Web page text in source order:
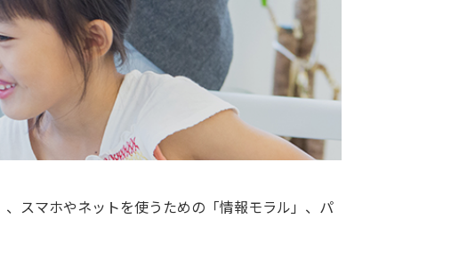
スマホやネットを使うための「情報モラル」、パ